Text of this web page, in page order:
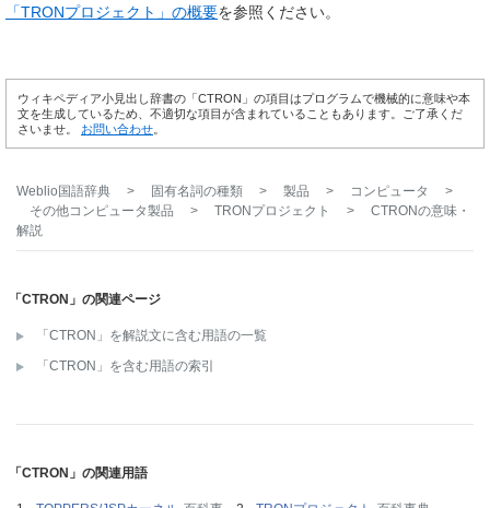
「TRONプロジェクト」の概要を参照ください。
ウィキペディア小見出し辞書の「CTRON」の項目はプログラムで機械的に意味や本
文を生成しているため、不適切な項目が含まれていることもあります。ご了承くだ
さいませ。 お問い合わせ
Weblio国語辞典 > 固有名詞の種類 > 製品 > コンピュータ
>
その他コンピュータ製品
> TRONプロジェクト > CTRONの意味・
解説
「CTRON」の関連ページ
「CTRON」を解説文に含む用語の一覧
「CTRON」を含む用語の索引
「CTRON」の関連用語